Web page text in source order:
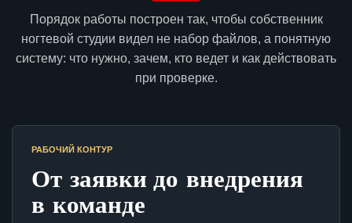
Порядок работы построен так, чтобы собственник
ногтевой студии видел не набор файлов, а понятную
систему: что нужно, зачем, кто ведет и как действовать
при проверке.
РАБОЧИЙ КОНТУР
От заявки до внедрения
в команде